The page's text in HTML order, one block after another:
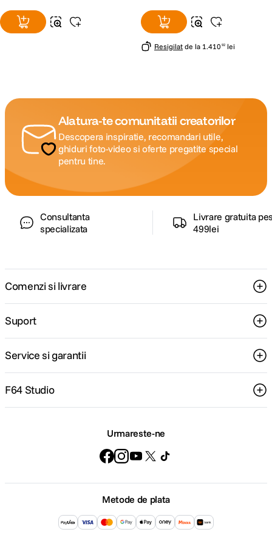
Resigilat de la 1 .410 92 lei
Alatura-te comunitatii creatorilor
Descopera inspiratie, recomandari utile,
ghiduri foto-video si oferte pregatite special
pentru tine.
Consultanta
specializata
Livrare gratuita
499lei
Comenzi si livrare
Suport
Service si garantii
F64 Studio
Urmareste-ne
Metode de plata